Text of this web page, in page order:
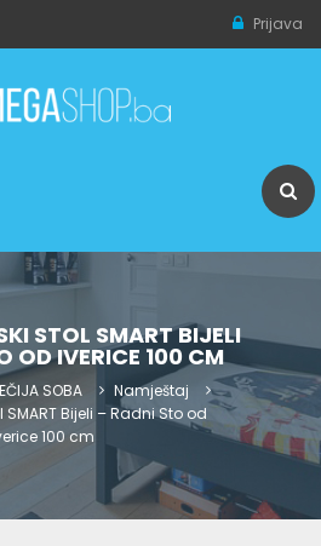
Prijava
STOL SMART BIJELI
OD IVERICE 100 CM
SOBA
Namještaj
Bijeli – Radni Sto od
100 cm